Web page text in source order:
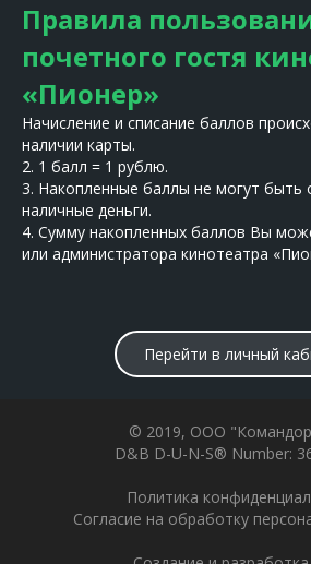
Правила
почетного гостя
«Пионер»
Начисление и списание баллов
наличии карты.
2. 1 балл = 1 рублю.
3. Накопленные баллы не могут быть
наличные деньги.
4. Сумму накопленных баллов Вы
или администратора кинотеатра
Перейти в личный
© 2019, ООО
D&B D-U-N-S®️ Number:
Политика
Согласие на обработку